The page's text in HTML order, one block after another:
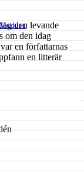
den levande
om den idag
en författarnas
en litterär